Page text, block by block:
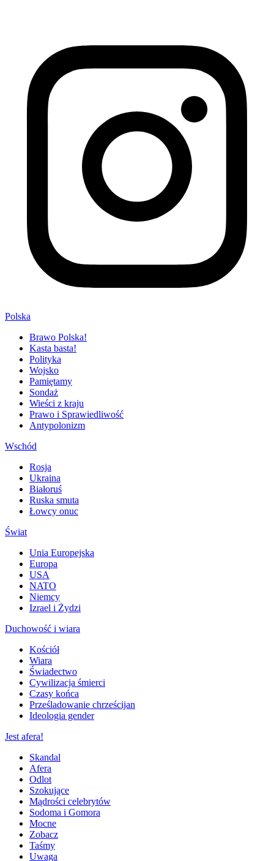
Polska
Brawo Polska!
Kasta basta!
Polityka
Wojsko
Pamiętamy
Sondaż
Wieści z kraju
Prawo i Sprawiedliwość
Antypolonizm
Wschód
Rosja
Ukraina
Białoruś
Ruska smuta
Łowcy onuc
Świat
Unia Europejska
Europa
USA
NATO
Niemcy
Izrael i Żydzi
Duchowość i wiara
Kościół
Wiara
Świadectwo
Cywilizacja śmierci
Czasy końca
Prześladowanie chrześcijan
Ideologia gender
Jest afera!
Skandal
Afera
Odlot
Szokujące
Mądrości celebrytów
Sodoma i Gomora
Mocne
Zobacz
Taśmy
Uwaga